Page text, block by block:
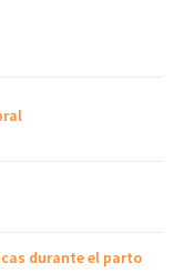
durante el parto